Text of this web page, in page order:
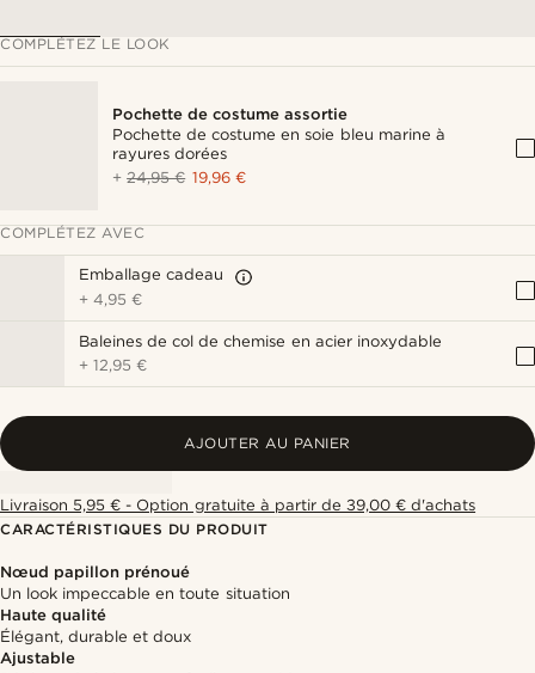
COMPLÉTEZ LE LOOK
Pochette de costume assortie
Pochette de costume en soie bleu marine à
rayures dorées
+24,95 € 19,96 €
COMPLÉTEZ AVEC
Emballage cadeau
+4,95 €
Baleines de col de chemise en acier inoxydable
+12,95 €
AJOUTER AU PANIER
Livraison 5,95 € - Option gratuite à partir de 39,00 € d'achats
CARACTÉRISTIQUES DU PRODUIT
Nœud papillon prénoué
Un look impeccable en toute situation
Haute qualité
Élégant, durable et doux
Ajustable